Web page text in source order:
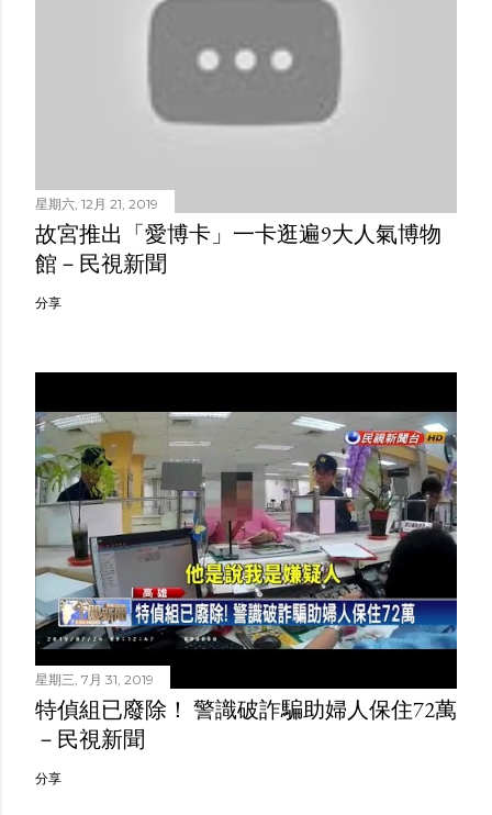
星期六, 12月 21, 2019
故宮推出「愛博卡」一卡逛遍9大人氣博物
館－民視新聞
分享
星期三, 7月 31, 2019
特偵組已廢除！ 警識破詐騙助婦人保住72萬
－民視新聞
分享